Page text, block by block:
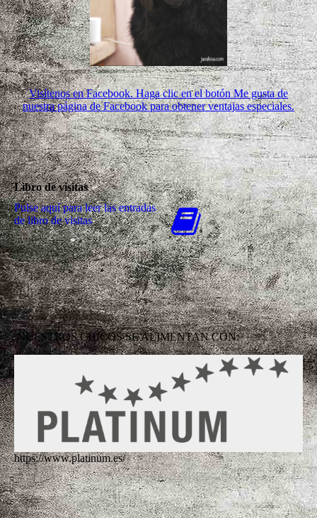
Visítenos en Facebook. Haga clic en el botón Me gusta de
nuestra página de Facebook para obtener ventajas especiales.
Libro de visitas
Pulse aquí para leer las entradas
de libro de visitas
NUESTROS CHICOS SE ALIMENTAN CON:
https://www.platinum.es/